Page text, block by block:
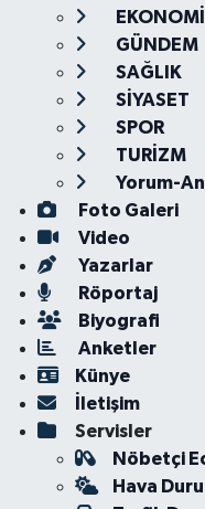
EKONOMİ
GÜNDEM
SAĞLIK
SİYASET
SPOR
TURİZM
Yorum-
Foto Galeri
Video
Yazarlar
Röportaj
Biyografi
Anketler
Künye
İletişim
Servisler
Nöbetçi
Hava